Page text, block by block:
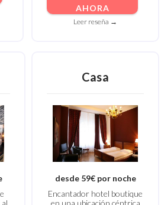
AHORA
Leer reseña →
Casa
desde 59€ por noche
Encantador hotel boutique
en una ubicación céntrica